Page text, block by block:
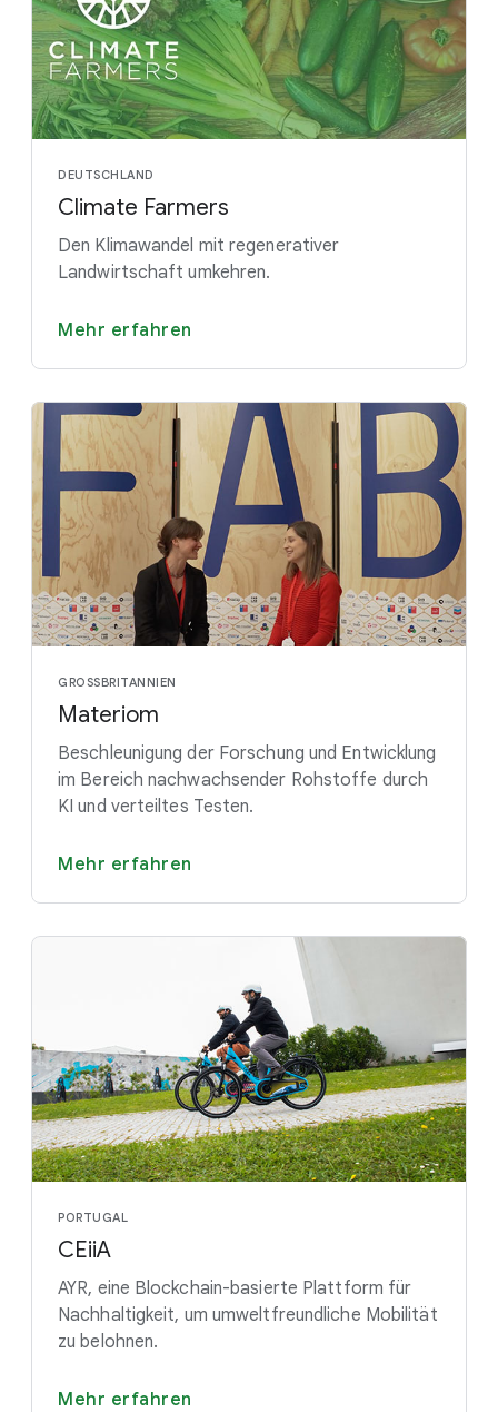
DEUTSCHLAND
Climate Farmers
Den Klimawandel mit regenerativer
Landwirtschaft umkehren.
Mehr erfahren
GROSSBRITANNIEN
Materiom
Beschleunigung der Forschung und Entwicklung
im Bereich nachwachsender Rohstoffe durch
KI und verteiltes Testen.
Mehr erfahren
PORTUGAL
CEiiA
AYR, eine Blockchain-basierte Plattform für
Nachhaltigkeit, um umweltfreundliche Mobilität
zu belohnen.
Mehr erfahren